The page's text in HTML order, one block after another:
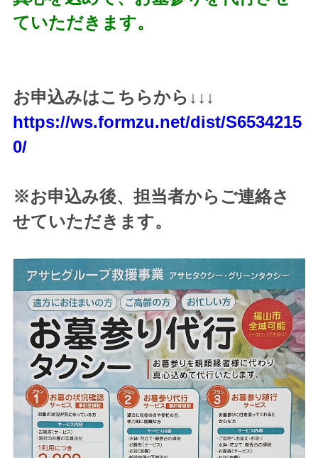
ていただきます。
お申込みはこちらから↓↓↓
https://ws.formzu.net/dist/S6534215
0/
※お申込み後、担当者からご連絡さ
せていただきます。